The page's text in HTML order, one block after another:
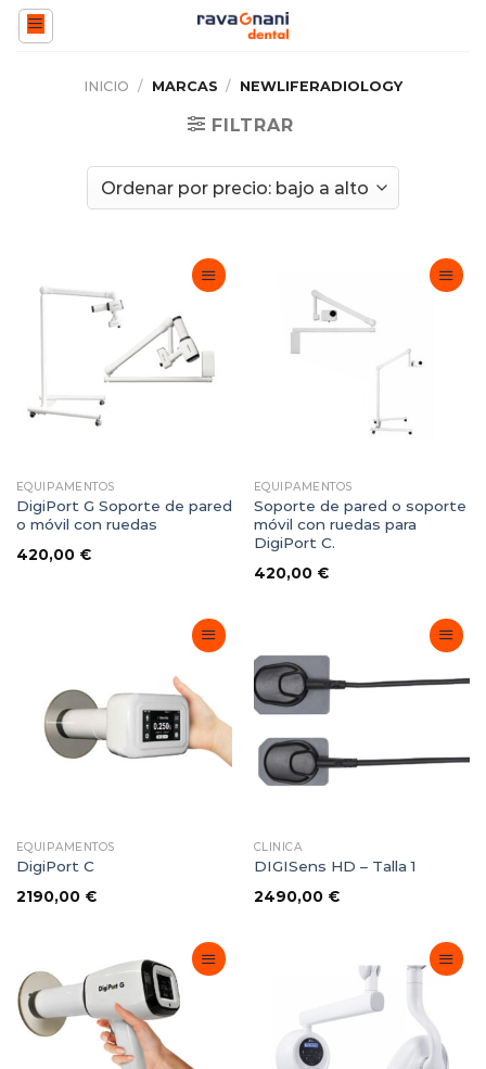
Saltar
INICIO / MARCAS / NEWLIFERADIOLOGY
FILTRAR
Favoritos
EQUIPAMENTOS
DigiPort G Soporte de pared
o móvil con ruedas
420,00 €
EQUIPAMENTOS
Soporte de pared o soporte
móvil con ruedas para
DigiPort C.
420,00 €
Favoritos
EQUIPAMENTOS
DigiPort C
2190,00 €
Favoritos
CLINICA
DIGISens HD – Talla 1
2490,00 €
Adicionar
Favoritos
Favoritos